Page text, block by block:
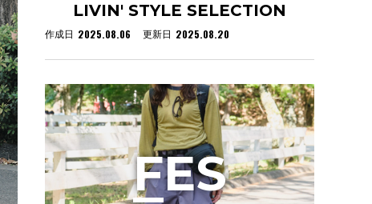
LIVIN' STYLE SELECTION
作成日 2025.08.06 更新日 2025.08.20
FES